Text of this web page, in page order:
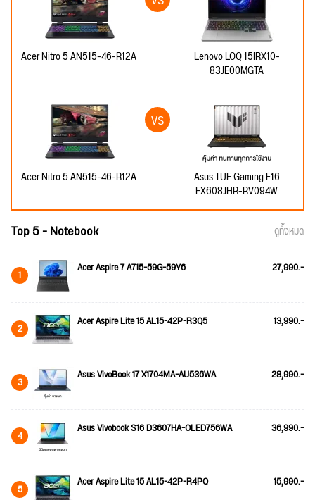
Acer Nitro 5 AN515-46-R12A Lenovo LOQ 15IRX10-
83JE00MGTA
Acer Nitro 5 AN515-46-R12A Asus TUF Gaming F16
FX608JHR-RV094W
Top 5 - Notebook ดูทั้งหมด
1 Acer Aspire 7 A715-59G-59Y6 27,990.-
2 Acer Aspire Lite 15 AL15-42P-R3Q5 13,990.-
3 Asus VivoBook 17 X1704MA-AU536WA 28,990.-
4 Asus Vivobook S16 D3607HA-OLED756WA 36,990.-
5 Acer Aspire Lite 15 AL15-42P-R4PQ 15,990.-